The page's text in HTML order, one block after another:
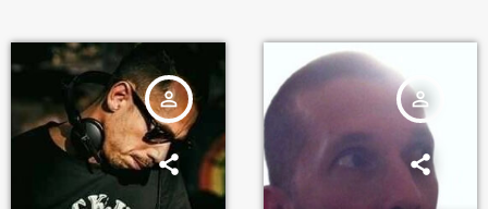
person_outline person_outline